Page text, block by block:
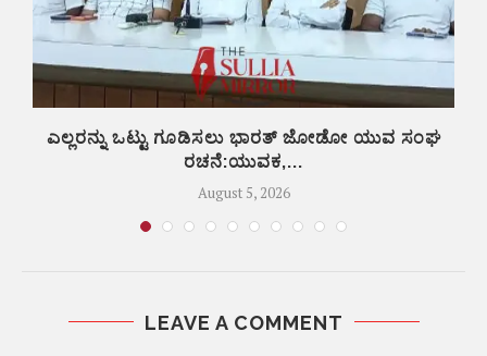
ಎಲ್ಲರನ್ನು ಒಟ್ಟು ಗೂಡಿಸಲು ಭಾರತ್ ಜೋಡೋ ಯುವ ಸಂಘ
ರಚನೆ:ಯುವಕ,...
August 5, 2026
LEAVE A COMMENT